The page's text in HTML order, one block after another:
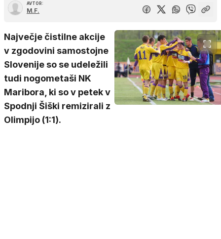
AVTOR:
M.F.
Največje čistilne akcije
v zgodovini samostojne
Slovenije so se udeležili
tudi nogometaši NK
Maribora, ki so v petek v
Spodnji Šiški remizirali z
Olimpijo (1:1).